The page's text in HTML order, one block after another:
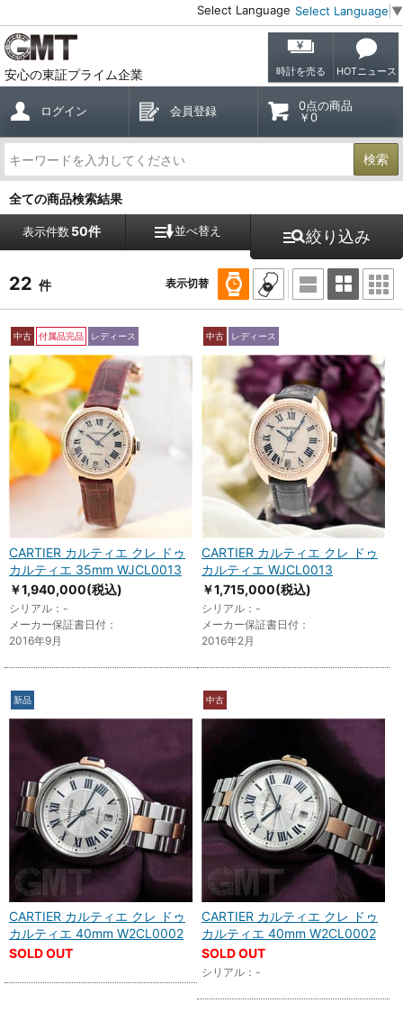
Select Language Select Language ▼
安心の東証プライム企業 時計を売る HOTニュース
ログイン 会員登録
0点の商品
￥0
検索
全ての商品検索結果
表示件数50件 並べ替え 絞り込み
22 件 表示切替
中古 付属品完品 レディース
CARTIER カルティエ クレ ドゥ
カルティエ 35mm WJCL0013
￥1,940,000(税込)
シリアル：-
メーカー保証書日付：
2016年9月
中古 レディース
CARTIER カルティエ クレ ドゥ
カルティエ WJCL0013
￥1,715,000(税込)
シリアル：-
メーカー保証書日付：
2016年2月
新品
CARTIER カルティエ クレ ドゥ
カルティエ 40mm W2CL0002
SOLD OUT
中古
CARTIER カルティエ クレ ドゥ
カルティエ 40mm W2CL0002
SOLD OUT
シリアル：-